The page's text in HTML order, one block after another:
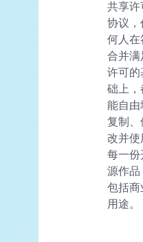
共享许
协议，
何人在
合并满
许可的
础上，
能自由
复制、
改并使
每一份
源作品
包括商
用途。